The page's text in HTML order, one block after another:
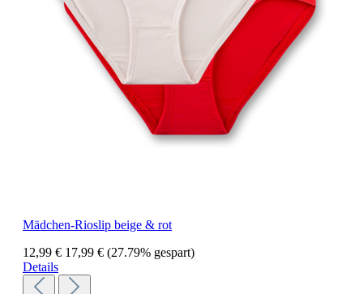
Mädchen-Rioslip beige & rot
12,99 € 17,99 € (27.79% gespart)
Details